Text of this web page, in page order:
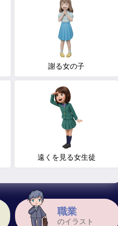
職業
のイラスト
謝る女の子
遠くを見る女生徒